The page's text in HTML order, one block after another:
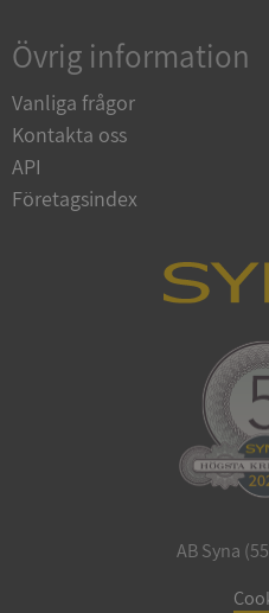
Övrig information
Vanliga frågor
Kontakta oss
API
Företagsindex
AB Syna
ASP.NET_SessionId